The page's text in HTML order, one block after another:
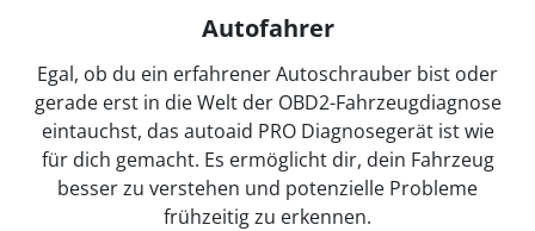
Autofahrer
Egal, ob du ein erfahrener Autoschrauber bist oder
gerade erst in die Welt der OBD2-Fahrzeugdiagnose
eintauchst, das autoaid PRO Diagnosegerät ist wie
für dich gemacht. Es ermöglicht dir, dein Fahrzeug
besser zu verstehen und potenzielle Probleme
frühzeitig zu erkennen.